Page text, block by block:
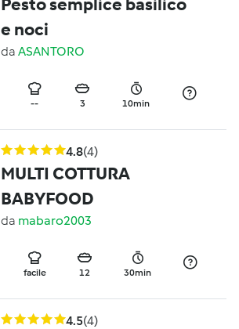
Pesto semplice basilico
e noci
da ASANTORO
-- 3 10min
4.8(4)
MULTI COTTURA
BABYFOOD
da mabaro2003
facile 12 30min
4.5(4)